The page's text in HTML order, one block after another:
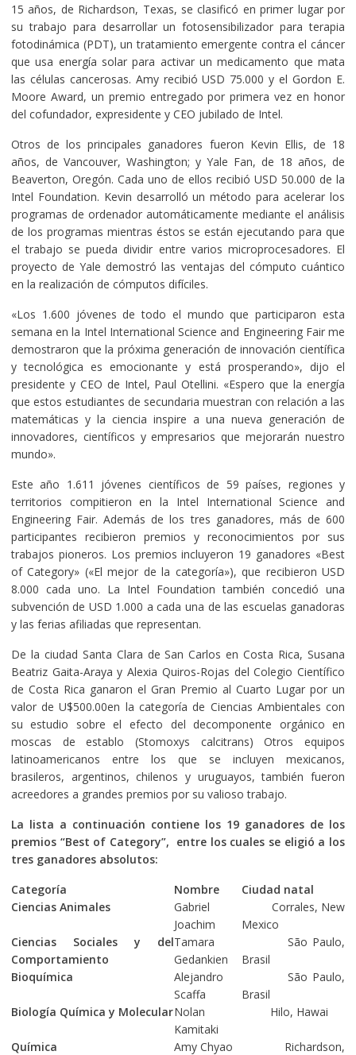
15 años, de Richardson, Texas, se clasificó en primer lugar por
su trabajo para desarrollar un fotosensibilizador para terapia
fotodinámica (PDT), un tratamiento emergente contra el cáncer
que usa energía solar para activar un medicamento que mata
las células cancerosas. Amy recibió USD 75.000 y el Gordon E.
Moore Award, un premio entregado por primera vez en honor
del cofundador, expresidente y CEO jubilado de Intel.
Otros de los principales ganadores fueron Kevin Ellis, de 18
años, de Vancouver, Washington; y Yale Fan, de 18 años, de
Beaverton, Oregón. Cada uno de ellos recibió USD 50.000 de la
Intel Foundation. Kevin desarrolló un método para acelerar los
programas de ordenador automáticamente mediante el análisis
de los programas mientras éstos se están ejecutando para que
el trabajo se pueda dividir entre varios microprocesadores. El
proyecto de Yale demostró las ventajas del cómputo cuántico
en la realización de cómputos difíciles.
«Los 1.600 jóvenes de todo el mundo que participaron esta
semana en la Intel International Science and Engineering Fair me
demostraron que la próxima generación de innovación científica
y tecnológica es emocionante y está prosperando», dijo el
presidente y CEO de Intel, Paul Otellini. «Espero que la energía
que estos estudiantes de secundaria muestran con relación a las
matemáticas y la ciencia inspire a una nueva generación de
innovadores, científicos y empresarios que mejorarán nuestro
mundo».
Este año 1.611 jóvenes científicos de 59 países, regiones y
territorios compitieron en la Intel International Science and
Engineering Fair. Además de los tres ganadores, más de 600
participantes recibieron premios y reconocimientos por sus
trabajos pioneros. Los premios incluyeron 19 ganadores «Best
of Category» («El mejor de la categoría»), que recibieron USD
8.000 cada uno. La Intel Foundation también concedió una
subvención de USD 1.000 a cada una de las escuelas ganadoras
y las ferias afiliadas que representan.
De la ciudad Santa Clara de San Carlos en Costa Rica, Susana
Beatriz Gaita-Araya y Alexia Quiros-Rojas del Colegio Científico
de Costa Rica ganaron el Gran Premio al Cuarto Lugar por un
valor de U$500.00en la categoría de Ciencias Ambientales con
su estudio sobre el efecto del decomponente orgánico en
moscas de establo (Stomoxys calcitrans) Otros equipos
latinoamericanos entre los que se incluyen mexicanos,
brasileros, argentinos, chilenos y uruguayos, también fueron
acreedores a grandes premios por su valioso trabajo.
La lista a continuación contiene los 19 ganadores de los
premios “Best of Category”, entre los cuales se eligió a los
tres ganadores absolutos:
Categoría
Nombre
Ciudad natal
Ciencias Animales
Gabriel
Joachim
Corrales, New
Mexico
Ciencias Sociales y del
Comportamiento
Tamara
Gedankien
São Paulo,
Brasil
Bioquímica
Alejandro
Scaffa
São Paulo,
Brasil
Biología Química y MolecularNolan
Kamitaki
Hilo, Hawai
Química Amy Chyao
Richardson,